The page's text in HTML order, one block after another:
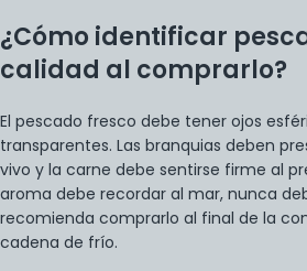
¿Cómo identificar
calidad al comprarlo?
El pescado fresco debe tener ojos
transparentes. Las branquias deben
vivo y la carne debe sentirse firme al
aroma debe recordar al mar, nunca
recomienda comprarlo al final de la
cadena de frío.